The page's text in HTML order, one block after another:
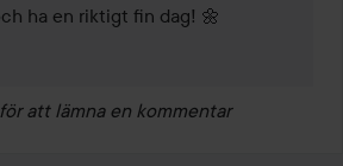
ha en riktigt fin dag! 🌼
för att lämna en kommentar